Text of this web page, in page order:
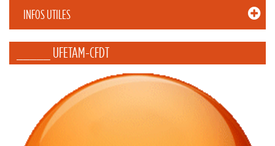
INFOS UTILES
_____ UFETAM-CFDT